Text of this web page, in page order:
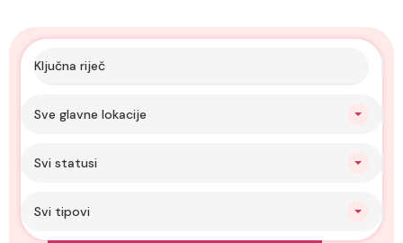
Sve glavne lokacije
Svi statusi
Svi tipovi